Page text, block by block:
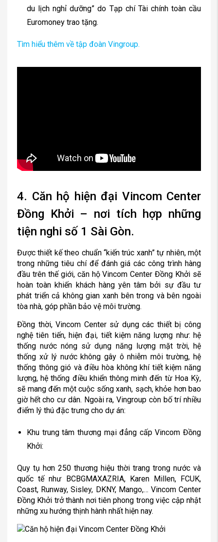
du lịch nghỉ dưỡng” do Tạp chí Tài chính toàn cầu
Euromoney trao tặng.
Tìm hiểu thêm về tập đoàn Vingroup.
4. Căn hộ hiện đại Vincom Center
Đồng Khởi – nơi tích hợp những
tiện nghi số 1 Sài Gòn.
Được thiết kế theo chuẩn “kiến trúc xanh” tự nhiên, một
trong những tiêu chí để đánh giá các công trình hàng
đầu trên thế giới, căn hộ Vincom Center Đồng Khởi sẽ
hoàn toàn khiến khách hàng yên tâm bởi sự đầu tư
phát triển cả không gian xanh bên trong và bên ngoài
tòa nhà, góp phần bảo vệ môi trường.
Đồng thời, Vincom Center sử dụng các thiết bị công
nghệ tiên tiến, hiện đại, tiết kiệm năng lượng như: hệ
thống nước nóng sử dụng năng lượng mặt trời, hệ
thống xử lý nước không gây ô nhiễm môi trường, hệ
thống thông gió và điều hòa không khí tiết kiệm năng
lượng, hệ thống điều khiển thông minh đến từ Hoa Kỳ,
sẽ mang đến một cuộc sống xanh, sạch, khỏe hơn bao
giờ hết cho cư dân. Ngoài ra, Vingroup còn bố trí nhiều
điểm lý thú đặc trưng cho dự án:
Khu trung tâm thương mại đẳng cấp Vincom Đồng
Khởi:
Quy tụ hơn 250 thương hiệu thời trang trong nước và
quốc tế như BCBGMAXAZRIA, Karen Millen, FCUK,
Coast, Runway, Sisley, DKNY, Mango,… Vincom Center
Đồng Khởi trở thành nơi tiên phong trong việc cập nhật
những xu hướng thịnh hành nhất hiện nay.